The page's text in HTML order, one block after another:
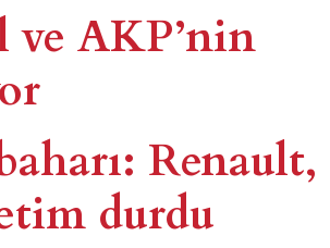
ve AKP’nin
Renault,
durdu